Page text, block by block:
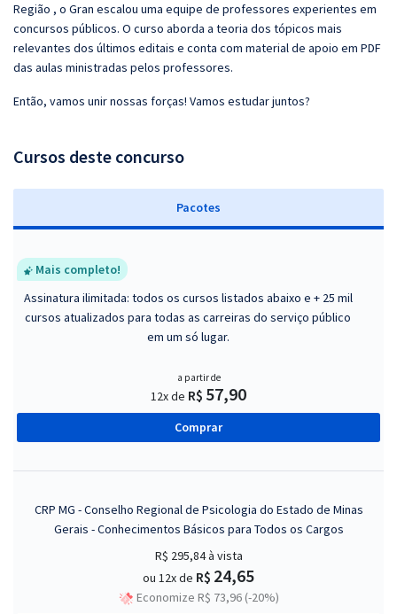
Região , o Gran escalou uma equipe de professores experientes em
concursos públicos. O curso aborda a teoria dos tópicos mais
relevantes dos últimos editais e conta com material de apoio em PDF
das aulas ministradas pelos professores.
Então, vamos unir nossas forças! Vamos estudar juntos?
Cursos deste concurso
Pacotes
Mais completo!
Assinatura ilimitada: todos os cursos listados abaixo e + 25 mil
cursos atualizados para todas as carreiras do serviço público
em um só lugar.
a partir de
12x de R$ 57,90
Comprar
CRP MG - Conselho Regional de Psicologia do Estado de Minas
Gerais - Conhecimentos Básicos para Todos os Cargos
R$ 295,84à vista
ou 12x de R$ 24,65
Economize R$ 73,96 (-20%)